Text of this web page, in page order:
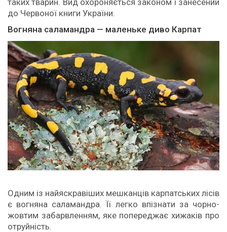
до Червоної книги України.
Вогняна саламандра — маленьке диво Карпат
Одним із найяскравіших мешканців карпатських лісів
є вогняна саламандра. Її легко впізнати за чорно-
жовтим забарвленням, яке попереджає хижаків про
отруйність.